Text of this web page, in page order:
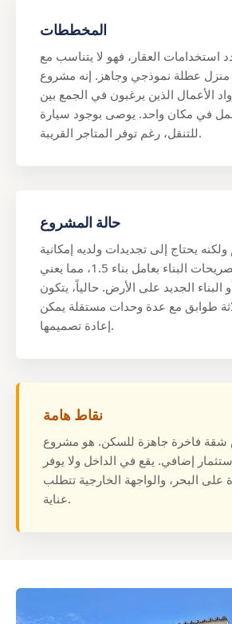
المخططات
استخدامات العقار، فهو لا يتناسب مع
منزل عطلة نموذجي وجاهز. إنه مشروع
الأعمال الذين يرغبون في الجمع بين
في مكان واحد. يوصى بوجود سيارة
للتنقل، رغم توفر المتاجر القريبة.
حالة المشروع
ولكنه يحتاج إلى تجديدات ولديه إمكانية
للتطوير. تسمح تصريحات البناء بعامل بناء 1.5، مما يعني
البناء الجديد على الأرض. حالياً، يتكون
طوابق مع عدة وحدات مستقلة يمكن
إعادة تصميمها.
نقاط هامة
شقة فاخرة جاهزة للسكن. هو مشروع
إضافي. يقع في الداخل ولا يوفر
على البحر، والواجهة الخارجية تتطلب
عناية.